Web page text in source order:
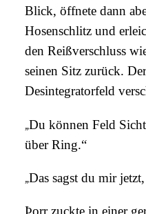
Blick, öffnete dann
Hosenschlitz und
den Reißverschluss
seinen Sitz zurück.
Desintegratorfeld
„Du können Feld
über Ring.“
„Das sagst du mir
Þorr zuckte in einer